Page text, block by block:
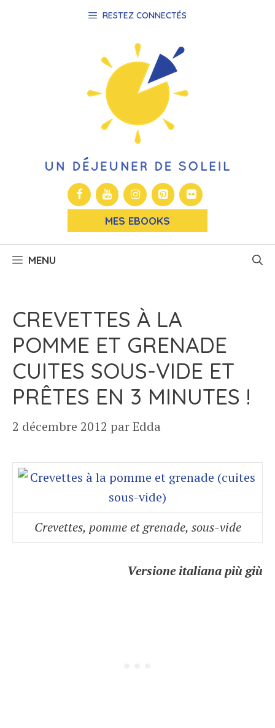
RESTEZ CONNECTÉS
MES EBOOKS
MENU
CREVETTES À LA
POMME ET GRENADE
CUITES SOUS-VIDE ET
PRÊTES EN 3 MINUTES !
2 décembre 2012 parEdda
Crevettes, pomme et grenade, sous-vide
Versione italiana più giù